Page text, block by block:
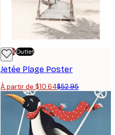
-70%Outlet
Jetée Plage Poster
À partir de $10.64$52.95